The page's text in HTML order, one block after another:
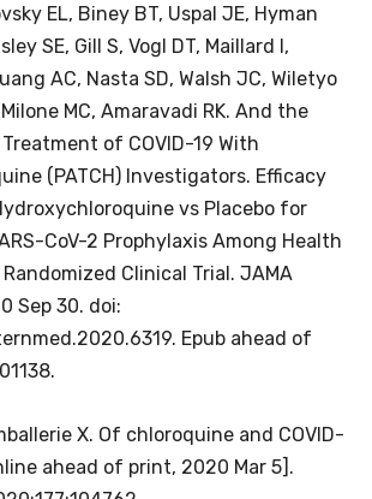
EL, Biney BT, Uspal JE, Hyman
SE, Gill S, Vogl DT, Maillard I,
AC, Nasta SD, Walsh JC, Wiletyo
MC, Amaravadi RK. And the
of COVID-19 With
(PATCH) Investigators. Efficacy
vs Placebo for
CoV-2 Prophylaxis Among Health
Randomized Clinical Trial. JAMA
Sep 30. doi:
Epub ahead of
X. Of chloroquine and COVID-
ahead of print, 2020 Mar 5].